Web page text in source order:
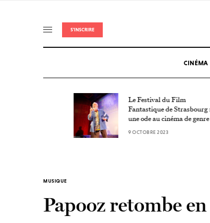
S'INSCRIRE
CINÉMA
Le Festival du Film
Fantastique de Strasbourg :
une ode au cinéma de genre
9 OCTOBRE 2023
MUSIQUE
Papooz retombe